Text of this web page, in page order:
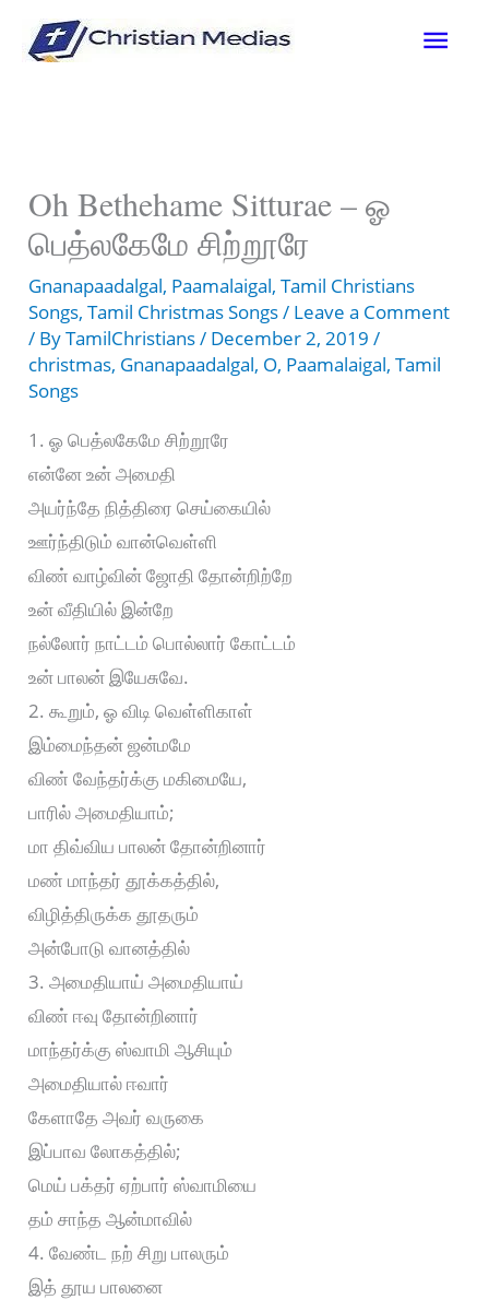
Oh Bethehame Sitturae – ஓ
பெத்லகேமே சிற்றூரே
Gnanapaadalgal, Paamalaigal,Tamil Christians
Songs,Tamil Christmas Songs/ Leave a Comment
/ ByTamilChristians/ December 2, 2019/
christmas, Gnanapaadalgal, O, Paamalaigal,Tamil
Songs
1. ஓ பெத்லகேமே சிற்றூரே
என்னே உன் அமைதி
அயர்ந்தே நித்திரை செய்கையில்
ஊர்ந்திடும் வான்வெள்ளி
விண் வாழ்வின் ஜோதி தோன்றிற்றே
உன் வீதியில் இன்றே
நல்லோர் நாட்டம் பொல்லார் கோட்டம்
உன் பாலன் இயேசுவே.
2. கூறும், ஓ விடி வெள்ளிகாள்
இம்மைந்தன் ஜன்மமே
விண் வேந்தர்க்கு மகிமையே,
பாரில் அமைதியாம்;
மா திவ்விய பாலன் தோன்றினார்
மண் மாந்தர் தூக்கத்தில்,
விழித்திருக்க தூதரும்
அன்போடு வானத்தில்
3. அமைதியாய் அமைதியாய்
விண் ஈவு தோன்றினார்
மாந்தர்க்கு ஸ்வாமி ஆசியும்
அமைதியால் ஈவார்
கேளாதே அவர் வருகை
இப்பாவ லோகத்தில்;
மெய் பக்தர் ஏற்பார் ஸ்வாமியை
தம் சாந்த ஆன்மாவில்
4. வேண்ட நற் சிறு பாலரும்
இத் தூய பாலனை